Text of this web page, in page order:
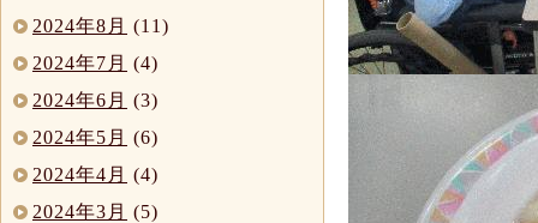
2024年8月 (11)
2024年7月 (4)
2024年6月 (3)
2024年5月 (6)
2024年4月 (4)
2024年3月 (5)